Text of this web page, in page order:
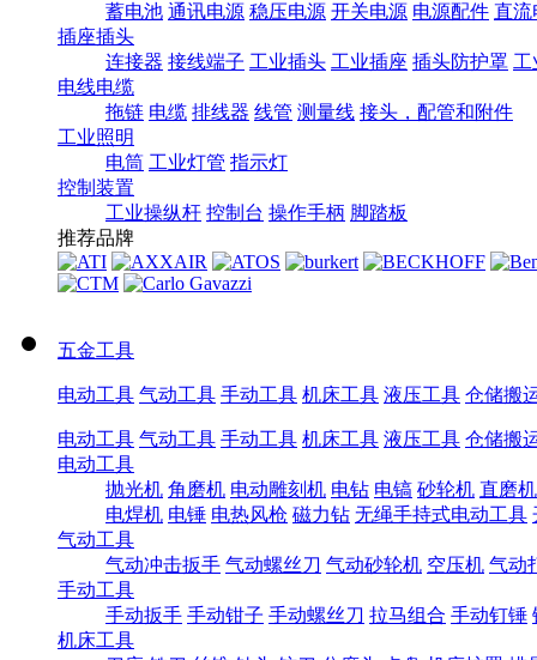
蓄电池 通讯电源 稳压电源 开关电源 电源配件 直流
插座插头
连接器 接线端子 工业插头 工业插座 插头防护罩 工
电线电缆
拖链 电缆 排线器 线管 测量线 接头，配管和附件
工业照明
电筒 工业灯管 指示灯
控制装置
工业操纵杆 控制台 操作手柄 脚踏板
推荐品牌
五金工具
电动工具 气动工具 手动工具 机床工具 液压工具 仓储搬
电动工具 气动工具 手动工具 机床工具 液压工具 仓储搬
电动工具
抛光机 角磨机 电动雕刻机 电钻 电镐 砂轮机 直磨机
电焊机 电锤 电热风枪 磁力钻 无绳手持式电动工具
气动工具
气动冲击扳手 气动螺丝刀 气动砂轮机 空压机 气动
手动工具
手动扳手 手动钳子 手动螺丝刀 拉马组合 手动钉锤
机床工具